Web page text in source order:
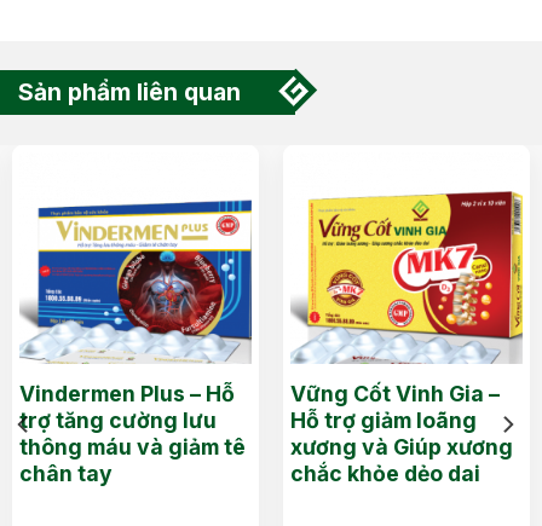
Sản phẩm liên quan
Omega 3 Vinh Gia –
Bổ sung Omega-3
dạng Triglyceride với
DHA và EPA hàm
Omega 3 Vinh Gia 2 –
Bổ sung Omega-3
dạng Triglyceride Hỗ
trợ giảm cholesterol